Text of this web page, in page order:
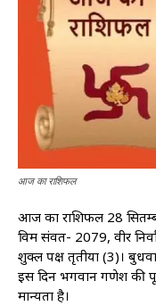
आज का राशिफल
आज का राशिफल 28
विक्रम संवत- 2079, वीर
शुक्ल पक्ष तृतीया (3)।
इस दिन भगवान गणेश की
मान्यता है।